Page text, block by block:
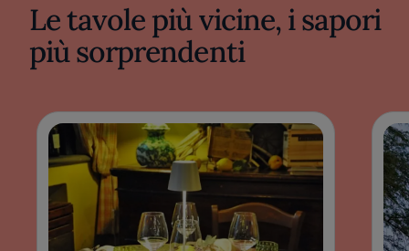
Le tavole più vicine, i sapori
più sorprendenti